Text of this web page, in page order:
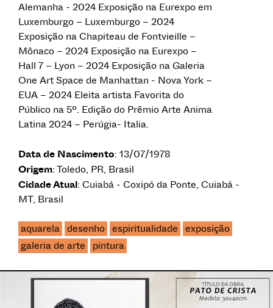
Alemanha - 2024 Exposição na Eurexpo em
Luxemburgo – Luxemburgo – 2024
Exposição na Chapiteau de Fontvieille –
Mônaco – 2024 Exposição na Eurexpo –
Hall 7 – Lyon – 2024 Exposição na Galeria
One Art Space de Manhattan - Nova York –
EUA – 2024 Eleita artista Favorita do
Público na 5ª. Edição do Prêmio Arte Anima
Latina 2024 – Perúgia- Italia.
Data de Nascimento: 13/07/1978
Origem: Toledo, PR, Brasil
Cidade Atual: Cuiabá - Coxipó da Ponte, Cuiabá -
MT, Brasil
aquarela desenho espiritualidade
exposição
galeria de arte
pintura